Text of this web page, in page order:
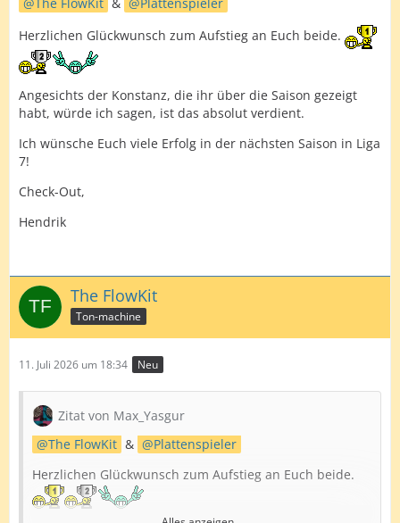
Herzlichen Glückwunsch zum Aufstieg an Euch beide.
Angesichts der Konstanz, die ihr über die Saison gezeigt
habt, würde ich sagen, ist das absolut verdient.
Ich wünsche Euch viele Erfolg in der nächsten Saison in Liga
7!
Check-Out,
Hendrik
The FlowKit
Ton-machine
11. Juli 2026 um 18:34 Neu
Zitat von Max_Yasgur
The FlowKit &
Plattenspieler
Herzlichen Glückwunsch zum Aufstieg an Euch beide.